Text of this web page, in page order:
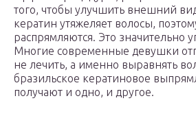
того, чтобы улучшить внешний
кератин утяжеляет волосы,
распрямляются. Это значительно
Многие современные девушки
не лечить, а именно выравнять
бразильское кератиновое
получают и одно, и другое.